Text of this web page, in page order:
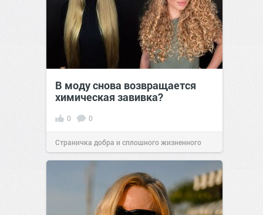
В моду снова возвращается
химическая завивка?
0 0
Страничка добра и сплошного жизненного
позитива!11:38Сегодня